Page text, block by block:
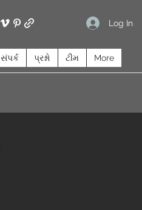
Log In
સંપર્ક પ્રશ્નો ટીમ More